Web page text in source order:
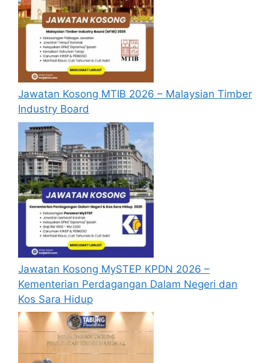
Permohonan jawatan diatas hendaklah
melalui pautanPermohonan Online
boleh didapati melalui pautan yang telah
disediakan dibawah. Untuk pemohon kali
pertama, anda perlu mendaftar
akaun baru terlebih dahulu.
Calon dikehendaki memuat naik resume
yang lengkap (kelayakan akademik,
pengalaman kerja, gaji semasa dan gaji
yang dipohon, gambar berukuran
passport serta salinan sijil-sijil berkaitan)
semasa membuat permohonan.
Pemohon yang telah mendaftar dan
memohon jawatan yang disenaraikan
tidak perlu lagi memohon semula
sekiranya tempoh permohonan masih
sah.
Sebelum membuat permohonan sila
pastikan andalogin/registerdan
mengisi segala maklumat yang diminta
dengan lengkap dan tepat.
Perlu diingatkan, hanya pemohon yang
layak sahaja akan dipanggil ke
Jawatan Kosong MTIB 2026 – Malaysian Timber
Industry Board
Jawatan Kosong MySTEP KPDN 2026 –
Kementerian Perdagangan Dalam Negeri dan
Kos Sara Hidup